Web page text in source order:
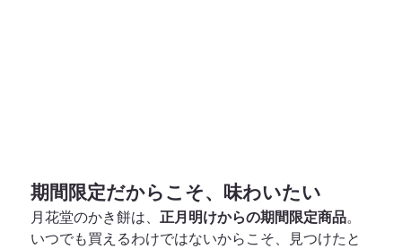
期間限定だからこそ、味わいたい
月花堂のかき餅は、 正月明けからの期間限定商品。
いつでも買えるわけではないからこそ、見つけたと